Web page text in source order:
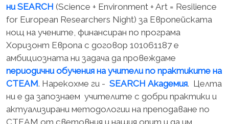
ни SEARCH (Science + Environment + Art = Resilience
for European Researchers Night) за Европейската
нощ на учените, финансиран по програма
Хоризонт Европа с договор 101061187 е
амбициозната ни задача да провеждаме
периодични обучения на учители по практиките на
СТЕAМ. Нарекохме ги - SEARCH Академия. Целта
ни е да запознаем учителите с добри практики и
актуализирани методологии на преподаване по